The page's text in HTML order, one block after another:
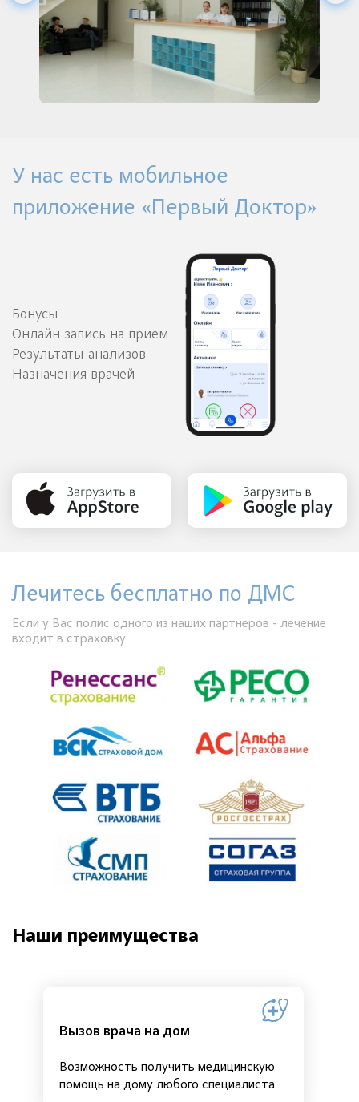
У нас есть мобильное
приложение «Первый Доктор»
Бонусы
Онлайн запись на прием
Результаты анализов
Назначения врачей
Лечитесь бесплатно по ДМС
Если у Вас полис одного из наших партнеров - лечение
входит в страховку
Наши преимущества
Вызов врача на дом
Возможность получить медицинскую
помощь на дому любого специалиста